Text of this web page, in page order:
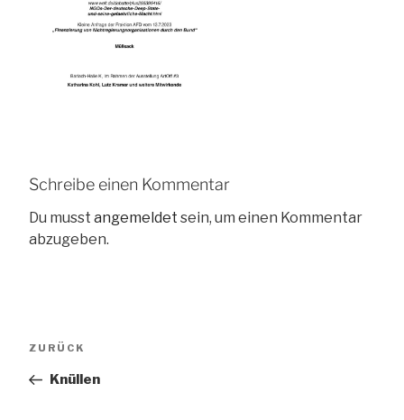
Schreibe einen Kommentar
Du musst angemeldet sein, um einen Kommentar
abzugeben.
Vorheriger
ZURÜCK
Knüllen